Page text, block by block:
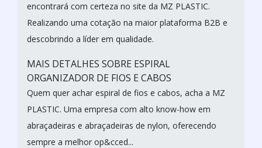
encontrará com certeza no site da MZ PLASTIC.
Realizando uma cotação na maior plataforma B2B e
descobrindo a líder em qualidade.
MAIS DETALHES SOBRE ESPIRAL
ORGANIZADOR DE FIOS E CABOS
Quem quer achar espiral de fios e cabos, acha a MZ
PLASTIC. Uma empresa com alto know-how em
abraçadeiras e abraçadeiras de nylon, oferecendo
sempre a melhor op&cced...